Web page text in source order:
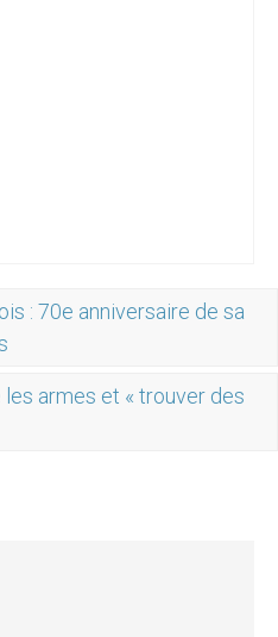
: 70e anniversaire de sa
les armes et « trouver des